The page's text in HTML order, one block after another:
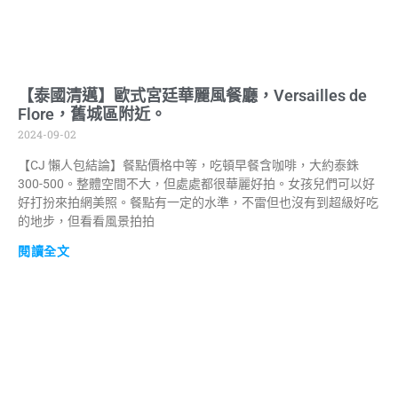
【泰國清邁】歐式宮廷華麗風餐廳，Versailles de
Flore，舊城區附近。
2024-09-02
【CJ 懶人包結論】餐點價格中等，吃頓早餐含咖啡，大約泰銖
300-500。整體空間不大，但處處都很華麗好拍。女孩兒們可以好
好打扮來拍網美照。餐點有一定的水準，不雷但也沒有到超級好吃
的地步，但看看風景拍拍
閱讀全文